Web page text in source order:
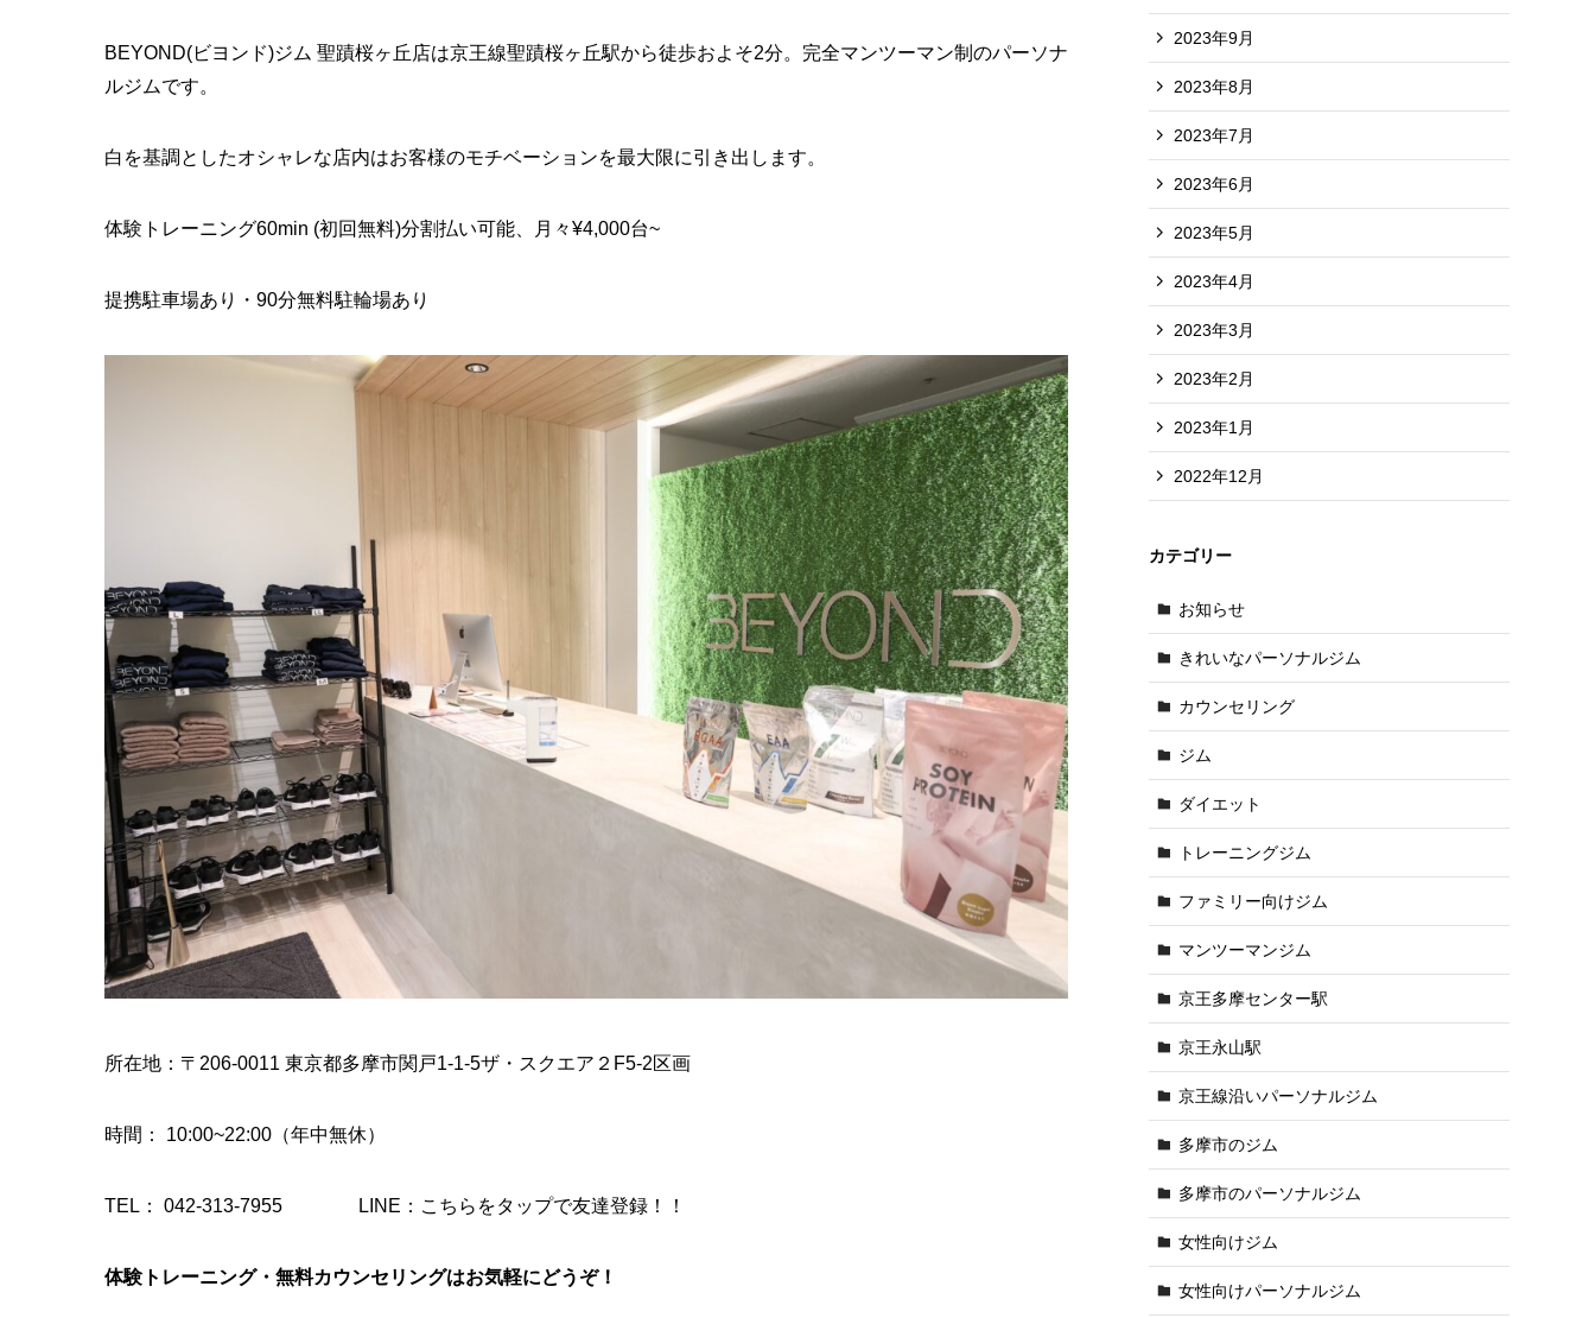
BEYOND(ビヨンド)ジム 聖蹟桜ヶ丘店は京王線聖蹟桜ヶ丘駅から徒歩およそ2分。完全マンツーマン制のパーソナ
ルジムです。
白を基調としたオシャレな店内はお客様のモチベーションを最大限に引き出します。
体験トレーニング60min (初回無料)分割払い可能、月々¥4,000台~
提携駐車場あり・90分無料駐輪場あり
所在地：〒206-0011 東京都多摩市関戸1-1-5ザ・スクエア２F5-2区画
時間 ： 10:00~22:00（年中無休）
TEL： 042-313-7955 LINE： こちらをタップで友達登録！！
体験トレーニング・無料カウンセリングはお気軽にどうぞ！
2023年9月
2023年8月
2023年7月
2023年6月
2023年5月
2023年4月
2023年3月
2023年2月
2023年1月
2022年12月
カテゴリー
お知らせ
きれいなパーソナルジム
カウンセリング
ジム
ダイエット
トレーニングジム
ファミリー向けジム
マンツーマンジム
京王多摩センター駅
京王永山駅
京王線沿いパーソナルジム
多摩市のジム
多摩市のパーソナルジム
女性向けジム
女性向けパーソナルジム